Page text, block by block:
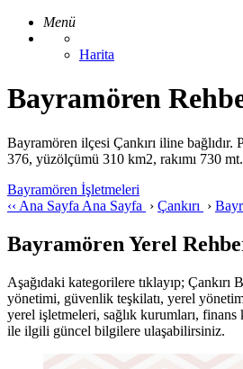
Menü
Harita
Bayramören
Bayramören ilçesi Çankırı iline bağlıdır.
376, yüzölçümü 310 km2, rakımı 730
Bayramören İşletmeleri
‹‹ Ana Sayfa Ana Sayfa › Çankırı ›
Bayramören Yerel
Aşağıdaki kategorilere tıklayıp; Çankırı
yönetimi, güvenlik teşkilatı, yerel
yerel işletmeleri, sağlık kurumları,
ile ilgili güncel bilgilere ulaşabilirsiniz.